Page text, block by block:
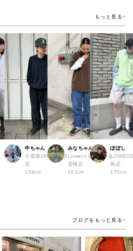
もっと見る
中ちゃん
古着屋JAM 下北沢
店
164cm
みなちゃん
Loweco by JAM 心
斎橋店
161cm
ぽぽし
島店
170cm
ブログをもっと見る